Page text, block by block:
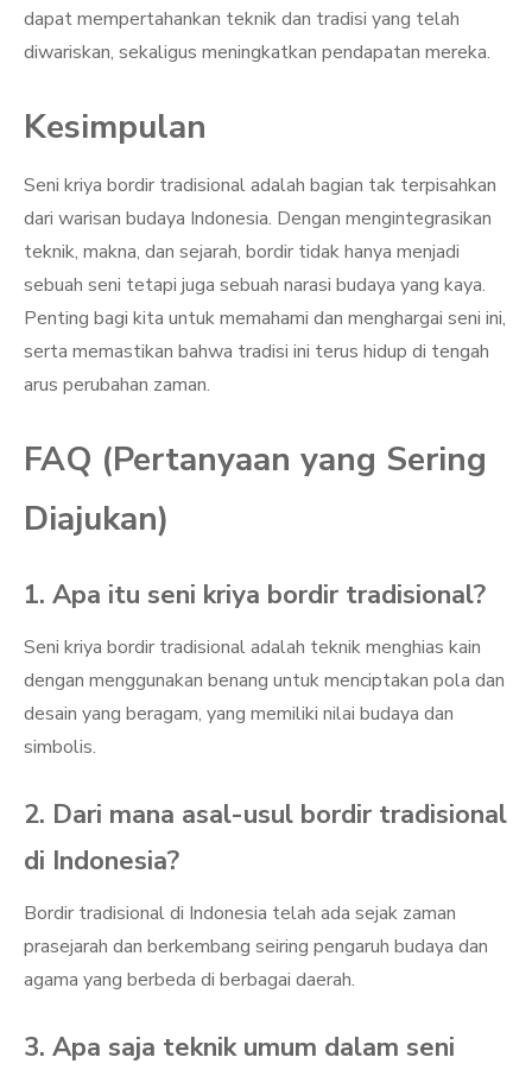
dapat mempertahankan teknik dan tradisi yang telah
diwariskan, sekaligus meningkatkan pendapatan mereka.
Kesimpulan
Seni kriya bordir tradisional adalah bagian tak terpisahkan
dari warisan budaya Indonesia. Dengan mengintegrasikan
teknik, makna, dan sejarah, bordir tidak hanya menjadi
sebuah seni tetapi juga sebuah narasi budaya yang kaya.
Penting bagi kita untuk memahami dan menghargai seni ini,
serta memastikan bahwa tradisi ini terus hidup di tengah
arus perubahan zaman.
FAQ (Pertanyaan yang Sering
Diajukan)
1. Apa itu seni kriya bordir tradisional?
Seni kriya bordir tradisional adalah teknik menghias kain
dengan menggunakan benang untuk menciptakan pola dan
desain yang beragam, yang memiliki nilai budaya dan
simbolis.
2. Dari mana asal-usul bordir tradisional
di Indonesia?
Bordir tradisional di Indonesia telah ada sejak zaman
prasejarah dan berkembang seiring pengaruh budaya dan
agama yang berbeda di berbagai daerah.
3. Apa saja teknik umum dalam seni